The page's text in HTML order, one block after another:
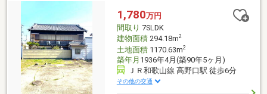
1,780万円
間取り 7SLDK
建物面積294.18m2
土地面積1170.63m2
築年月 1936年4月(築90年5ヶ月)
ＪＲ和歌山線 高野口駅 徒歩6分
その他の交通